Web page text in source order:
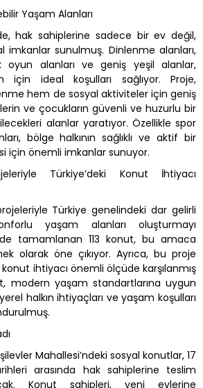
Yaşam Alanları
hak sahiplerine sadece bir ev değil,
imkanlar sunulmuş. Dinlenme alanları,
oyun alanları ve geniş yeşil alanlar,
ideal koşulları sağlıyor. Proje,
hem de sosyal aktiviteler için geniş
ve çocukların güvenli ve huzurlu bir
alanlar yaratıyor. Özellikle spor
bölge halkının sağlıklı ve aktif bir
için önemli imkanlar sunuyor.
Türkiye’deki Konut İhtiyacı
Türkiye genelindeki dar gelirli
yaşam alanları oluşturmayı
tamamlanan 113 konut, bu amaca
olarak öne çıkıyor. Ayrıca, bu proje
ihtiyacı önemli ölçüde karşılanmış
modern yaşam standartlarına uygun
halkın ihtiyaçları ve yaşam koşulları
Mahallesi’ndeki sosyal konutlar, 17
arasında hak sahiplerine teslim
Konut sahipleri, yeni evlerine